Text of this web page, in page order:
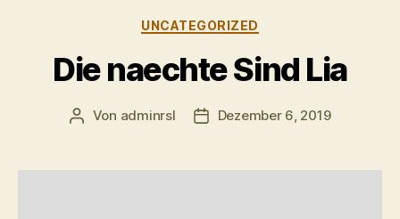
Kategorien
UNCATEGORIZED
Die naechte Sind Lia
Beitragsautor
Von adminrsl Beitragsdatum
Dezember 6, 2019